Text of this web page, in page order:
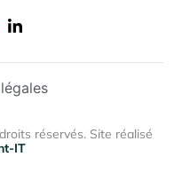
réservés. Site réalisé
IT